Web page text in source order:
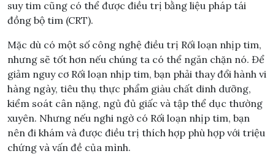
suy tim cũng có thể được điều trị bằng liệu pháp tái
đồng bộ tim (CRT).
Mặc dù có một số công nghệ điều trị Rối loạn nhịp tim,
nhưng sẽ tốt hơn nếu chúng ta có thể ngăn chặn nó. Để
giảm nguy cơ Rối loạn nhịp tim, bạn phải thay đổi hành vi
hàng ngày, tiêu thụ thực phẩm giàu chất dinh dưỡng,
kiểm soát cân nặng, ngủ đủ giấc và tập thể dục thường
xuyên. Nhưng nếu nghi ngờ có Rối loạn nhịp tim, bạn
nên đi khám và được điều trị thích hợp phù hợp với triệu
chứng và vấn đề của mình.